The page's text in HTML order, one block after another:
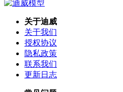
关于迪威
关于我们
授权协议
隐私政策
联系我们
更新日志